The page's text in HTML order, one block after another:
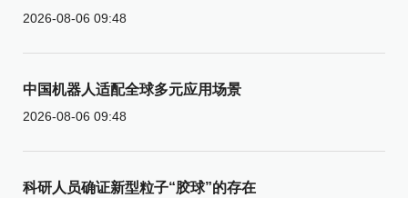
2026-08-06 09:48
中国机器人适配全球多元应用场景
2026-08-06 09:48
科研人员确证新型粒子“胶球”的存在